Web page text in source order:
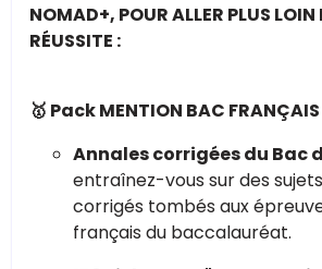
NOMAD+, POUR ALLER PLUS LOIN
RÉUSSITE :
🥇 Pack MENTION BAC FRANÇAIS
Annales corrigées du Bac
entraînez-vous sur des
corrigés tombés aux
français du baccalauréat.